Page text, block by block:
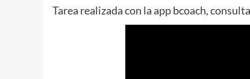
Tarea realizada con la app bcoach,